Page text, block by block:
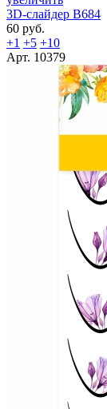
3D-слайдер B684
60 руб.
+1 +5 +10
Арт. 10379